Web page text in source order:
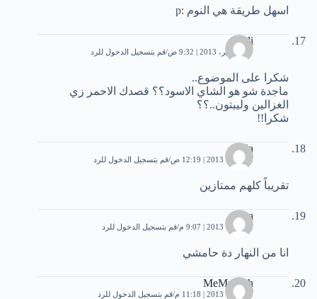
اسهل طريقة هي النوم :p
Ali
27 سبتمبر، 2013 | 9:32 ص قم بتسجيل الدخول للرد
شكرا على الموضوع..
ماجدة شو هو الشاي الاسود؟؟ قصدك الاحمر زي
الغزالين وليبتون..؟؟
شكرا!!
lola
2 أكتوبر، 2013 | 12:19 ص قم بتسجيل الدخول للرد
تقريباً كلهم ممتازين
Roa
2 أكتوبر، 2013 | 9:07 م قم بتسجيل الدخول للرد
انا من النهار دة حامشي
MeMz Ash
8 أكتوبر، 2013 | 11:18 م قم بتسجيل الدخول للرد